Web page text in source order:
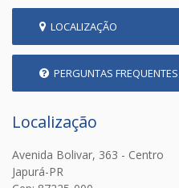
LOCALIZAÇÃO
PERGUNTAS FREQUENTES
Localização
Avenida Bolivar, 363 - Centro
Japurá-PR